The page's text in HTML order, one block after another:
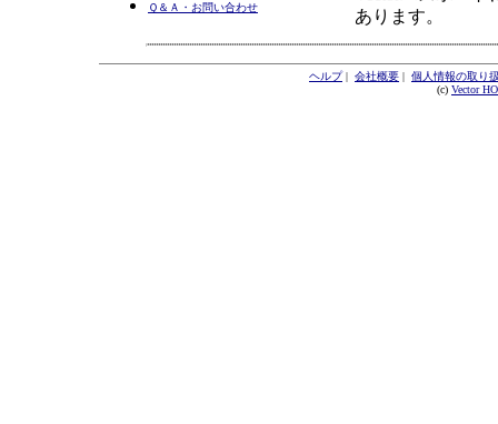
Ｑ＆Ａ・お問い合わせ
あります。
ヘルプ| 会社概要 | 個人情報の取り
(c) Vector